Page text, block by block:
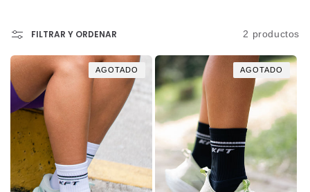
FILTRAR Y ORDENAR 2 productos
AGOTADO AGOTADO